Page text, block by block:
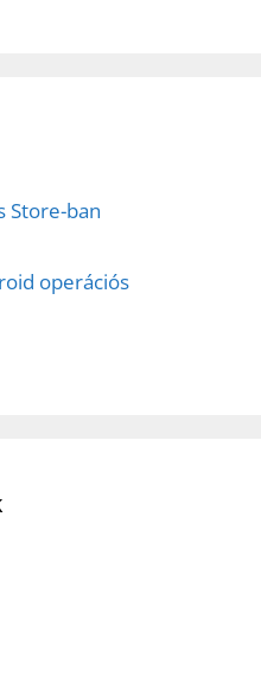
Store-ban
operációs